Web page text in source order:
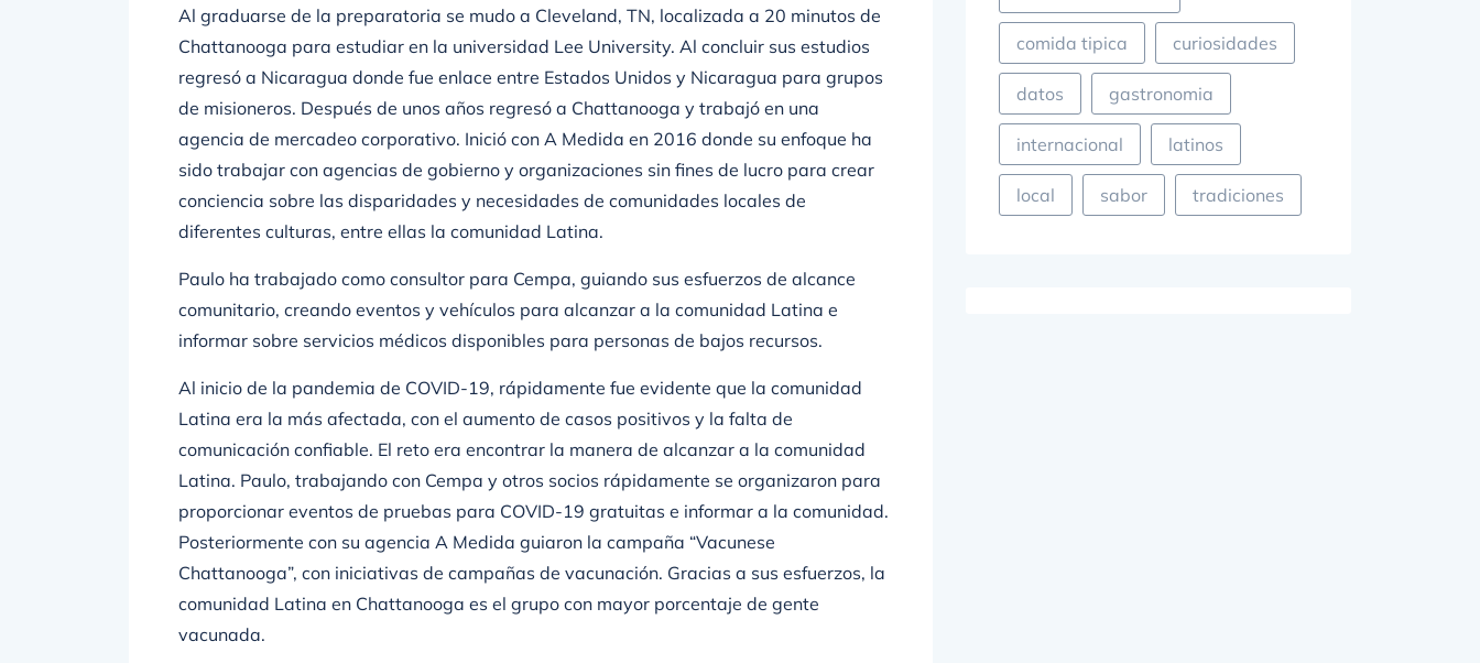
Al graduarse de la preparatoria se mudo a Cleveland, TN, localizada a 20 minutos de
Chattanooga para estudiar en la universidad Lee University. Al concluir sus estudios
regresó a Nicaragua donde fue enlace entre Estados Unidos y Nicaragua para grupos
de misioneros. Después de unos años regresó a Chattanooga y trabajó en una
agencia de mercadeo corporativo. Inició con A Medida en 2016 donde su enfoque ha
sido trabajar con agencias de gobierno y organizaciones sin fines de lucro para crear
conciencia sobre las disparidades y necesidades de comunidades locales de
diferentes culturas, entre ellas la comunidad Latina.
Paulo ha trabajado como consultor para Cempa, guiando sus esfuerzos de alcance
comunitario, creando eventos y vehículos para alcanzar a la comunidad Latina e
informar sobre servicios médicos disponibles para personas de bajos recursos.
Al inicio de la pandemia de COVID-19, rápidamente fue evidente que la comunidad
Latina era la más afectada, con el aumento de casos positivos y la falta de
comunicación confiable. El reto era encontrar la manera de alcanzar a la comunidad
Latina. Paulo, trabajando con Cempa y otros socios rápidamente se organizaron para
proporcionar eventos de pruebas para COVID-19 gratuitas e informar a la comunidad.
Posteriormente con su agencia A Medida guiaron la campaña “Vacunese
Chattanooga”, con iniciativas de campañas de vacunación. Gracias a sus esfuerzos, la
comunidad Latina en Chattanooga es el grupo con mayor porcentaje de gente
vacunada.
comida tipica curiosidades
datos gastronomia
internacional latinos
local sabor tradiciones